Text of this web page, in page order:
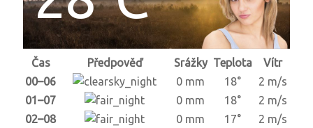
Čas Předpověď Srážky Teplota
Vítr
00–06
0 mm 18°
2 m/s
01–07
0 mm 18°
2 m/s
02–08
0 mm 17°
2 m/s